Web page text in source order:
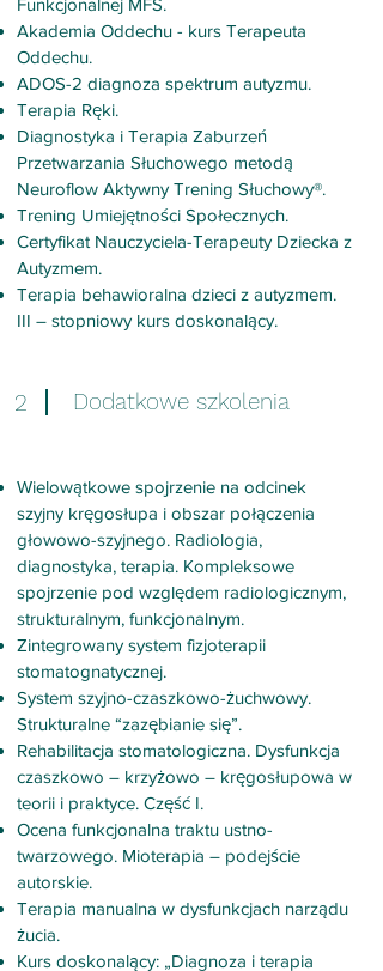
Funkcjonalnej MFS.
Akademia Oddechu - kurs Terapeuta
Oddechu.
ADOS-2 diagnoza spektrum autyzmu.
Terapia Ręki.
Diagnostyka i Terapia Zaburzeń
Przetwarzania Słuchowego metodą
Neuroflow Aktywny Trening Słuchowy®.
Trening Umiejętności Społecznych.
Certyfikat Nauczyciela-Terapeuty Dziecka z
Autyzmem.
Terapia behawioralna dzieci z autyzmem.
III – stopniowy kurs doskonalący.
2 Dodatkowe szkolenia
Wielowątkowe spojrzenie na odcinek
szyjny kręgosłupa i obszar połączenia
głowowo-szyjnego. Radiologia,
diagnostyka, terapia. Kompleksowe
spojrzenie pod względem radiologicznym,
strukturalnym, funkcjonalnym.
Zintegrowany system fizjoterapii
stomatognatycznej.
System szyjno-czaszkowo-żuchwowy.
Strukturalne “zazębianie się”.
Rehabilitacja stomatologiczna. Dysfunkcja
czaszkowo – krzyżowo – kręgosłupowa w
teorii i praktyce. Część I.
Ocena funkcjonalna traktu ustno-
twarzowego. Mioterapia – podejście
autorskie.
Terapia manualna w dysfunkcjach narządu
żucia.
Kurs doskonalący: „Diagnoza i terapia